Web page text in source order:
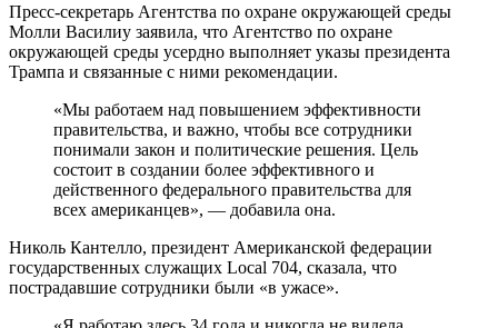
Пресс-секретарь Агентства по охране окружающей среды
Молли Василиу заявила, что Агентство по охране
окружающей среды усердно выполняет указы президента
Трампа и связанные с ними рекомендации.
«Мы работаем над повышением эффективности
правительства, и важно, чтобы все сотрудники
понимали закон и политические решения. Цель
состоит в создании более эффективного и
действенного федерального правительства для
всех американцев», — добавила она.
Николь Кантелло, президент Американской федерации
государственных служащих Local 704, сказала, что
пострадавшие сотрудники были «в ужасе».